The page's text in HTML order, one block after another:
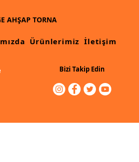
Koltuk Ayak İmalatı Modelleri
Masa Ayakları İmalatı Modelleri
AHŞAP TORNA
Ürünlerimiz İletişim
Bizi Takip Edin